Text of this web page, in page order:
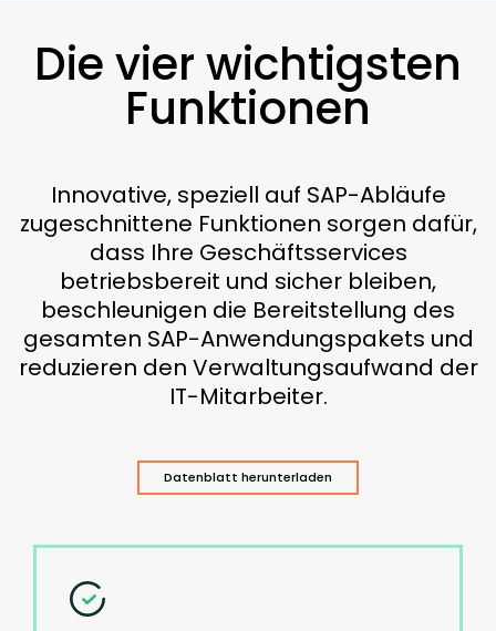
Die vier wichtigsten
Funktionen
Innovative, speziell auf SAP-Abläufe
zugeschnittene Funktionen sorgen dafür,
dass Ihre Geschäftsservices
betriebsbereit und sicher bleiben,
beschleunigen die Bereitstellung des
gesamten SAP-Anwendungspakets und
reduzieren den Verwaltungsaufwand der
IT-Mitarbeiter.
Datenblatt herunterladen